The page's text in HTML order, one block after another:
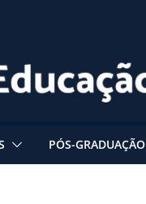
PÓS-GRADUAÇÃO